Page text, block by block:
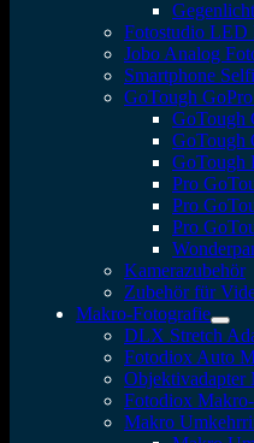
Fotostudio LED
Jobo Analog
Smartphone
GoTough
GoTough
GoTough
GoTough
Pro
Pro
Pro
Kamerazubehör
Zubehör für
Makro-Fotografie
DLX Stretch
Fotodiox Auto
Objektivadapter
Fotodiox
Makro